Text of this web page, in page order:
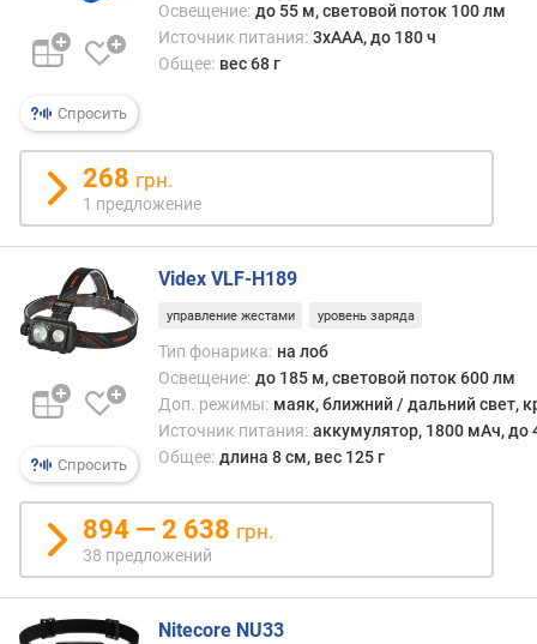
р
е
и
м
L
o
w
)
ч
)
д
л
и
а
(
с
м
)
в
е
Спросить
Освещение: до 55 м, световой поток 100 лм
Источник питания: 3xAAA, до 180 ч
Общее: вес 68 г
268 грн.
1 предложение
Спросить
Videx VLF-H189
управление жестами уровень заряда
Тип фонарика: на лоб
Освещение: до 185 м, световой поток 600 лм
Доп. режимы: маяк, ближний / дальний свет,
Источник питания: аккумулятор, 1800 мАч, до
Общее: длина 8 см, вес 125 г
894 — 2 638 грн.
38 предложений
Nitecore NU33